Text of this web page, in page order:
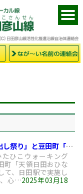
」を巡るフリーウォーク（3月23日開催）
ひこウォーキング
町「天領日田おひな
て、日田駅で実施し
、心…2025年03月18